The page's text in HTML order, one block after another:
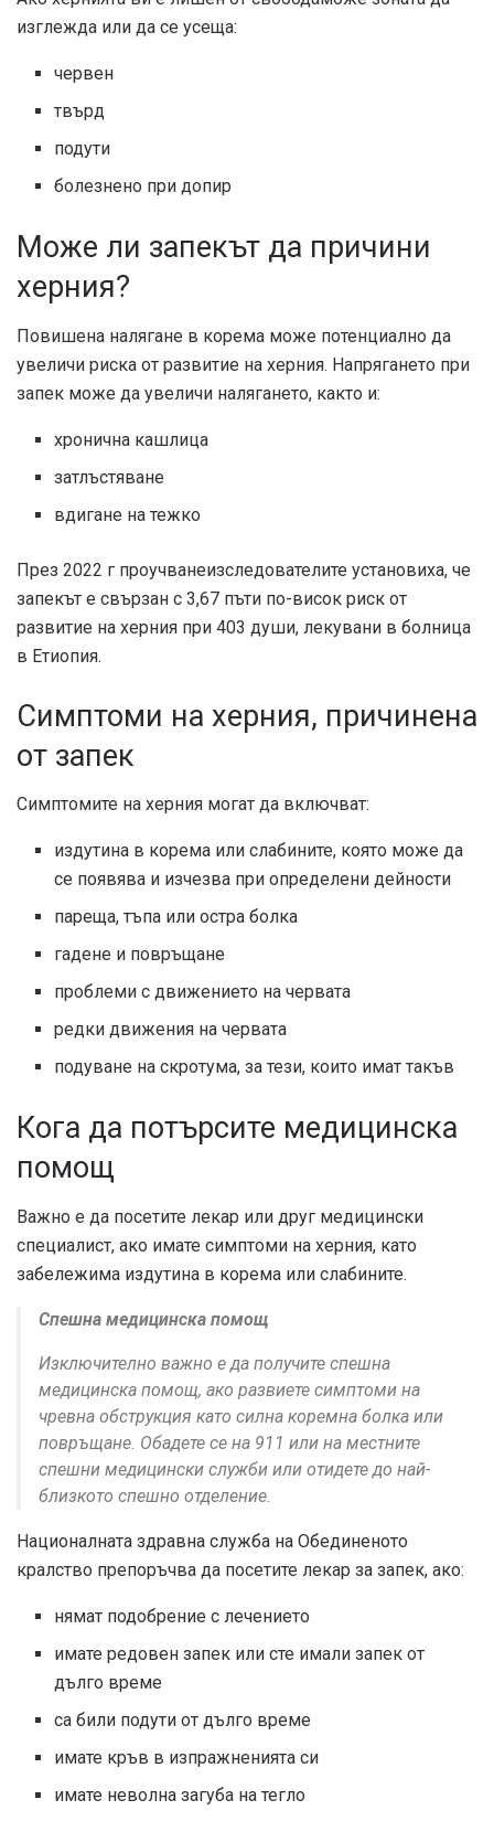
изглежда или да се усеща:
червен
твърд
подути
болезнено при допир
Може ли запекът да причини
херния?
Повишена налягане в корема може потенциално да
увеличи риска от развитие на херния. Напрягането при
запек може да увеличи налягането, както и:
хронична кашлица
затлъстяване
вдигане на тежко
През 2022 г проучванеизследователите установиха, че
запекът е свързан с 3,67 пъти по-висок риск от
развитие на херния при 403 души, лекувани в болница
в Етиопия.
Симптоми на херния, причинена
от запек
Симптомите на херния могат да включват:
издутина в корема или слабините, която може да
се появява и изчезва при определени дейности
пареща, тъпа или остра болка
гадене и повръщане
проблеми с движението на червата
редки движения на червата
подуване на скротума, за тези, които имат такъв
Кога да потърсите медицинска
помощ
Важно е да посетите лекар или друг медицински
специалист, ако имате симптоми на херния, като
забележима издутина в корема или слабините.
Спешна медицинска помощ
Изключително важно е да получите спешна
медицинска помощ, ако развиете симптоми на
чревна обструкция като силна коремна болка или
повръщане. Обадете се на 911 или на местните
спешни медицински служби или отидете до най-
близкото спешно отделение.
Националната здравна служба на Обединеното
кралство препоръчва да посетите лекар за запек, ако:
нямат подобрение с лечението
имате редовен запек или сте имали запек от
дълго време
са били подути от дълго време
имате кръв в изпражненията си
имате неволна загуба на тегло